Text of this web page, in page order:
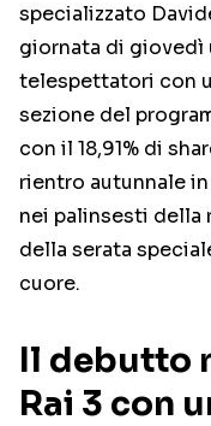
specializzato
giornata di giovedì
telespettatori con
sezione del
con il 18,91% di
rientro autunnale
nei palinsesti della
della serata
cuore.
Il debutto
Rai 3 con